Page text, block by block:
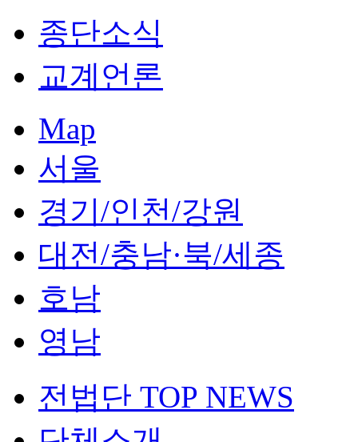
종단소식
교계언론
Map
서울
경기/인천/강원
대전/충남·북/세종
호남
영남
전법단 TOP NEWS